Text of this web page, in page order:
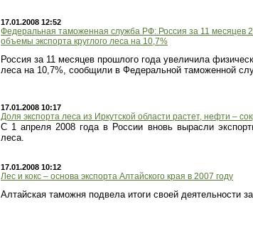
17.01.2008 12:52
Федеральная таможенная служба РФ: Россия за 11 месяцев
объемы экспорта круглого леса на 10,7%
Россия за 11 месяцев прошлого года увеличила
леса на 10,7%, сообщили в Федеральной таможенной
17.01.2008 10:17
Доля экспорта леса из Иркутской области растет, нефти –
С 1 апреля 2008 года в России вновь вырасли
леса.
17.01.2008 10:12
Лес и кокс – основа экспорта Алтайского края в 2007 году
Алтайская таможня подвела итоги своей деятельности